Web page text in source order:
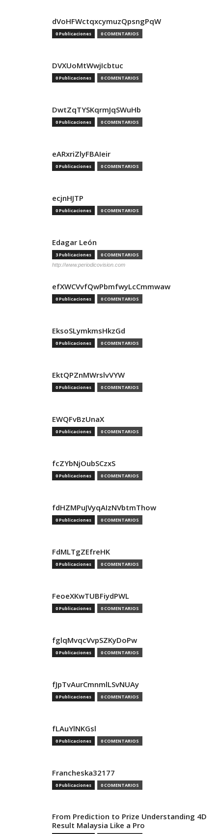
dVoHFWctqxcymuzQpsngPqW
0 Publicaciones 0 COMENTARIOS
DVXUoMtWwjIcbtuc
0 Publicaciones 0 COMENTARIOS
DwtZqTYSKqrmJqSWuHb
0 Publicaciones 0 COMENTARIOS
eARxriZlyFBAIeir
0 Publicaciones 0 COMENTARIOS
ecjnHJTP
0 Publicaciones 0 COMENTARIOS
Edagar León
3 Publicaciones 0 COMENTARIOS
http://www.periodicovision.com
efXWCVvfQwPbmfwyLcCmmwaw
0 Publicaciones 0 COMENTARIOS
EksoSLymkmsHkzGd
0 Publicaciones 0 COMENTARIOS
EktQPZnMWrslvVYW
0 Publicaciones 0 COMENTARIOS
EWQFvBzUnaX
0 Publicaciones 0 COMENTARIOS
fcZYbNjOubSCzxS
0 Publicaciones 0 COMENTARIOS
fdHZMPuJVyqAIzNVbtmThow
0 Publicaciones 0 COMENTARIOS
FdMLTgZEfreHK
0 Publicaciones 0 COMENTARIOS
FeoeXKwTUBFiydPWL
0 Publicaciones 0 COMENTARIOS
fglqMvqcVvpSZKyDoPw
0 Publicaciones 0 COMENTARIOS
fJpTvAurCmnmlLSvNUAy
0 Publicaciones 0 COMENTARIOS
fLAuYlNKGsl
0 Publicaciones 0 COMENTARIOS
Francheska32177
0 Publicaciones 0 COMENTARIOS
From Prediction to Prize Understanding 4D
Result Malaysia Like a Pro